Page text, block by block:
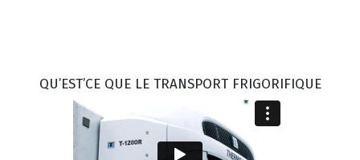
QU’EST’CE QUE LE TRANSPORT FRIGORIFIQUE